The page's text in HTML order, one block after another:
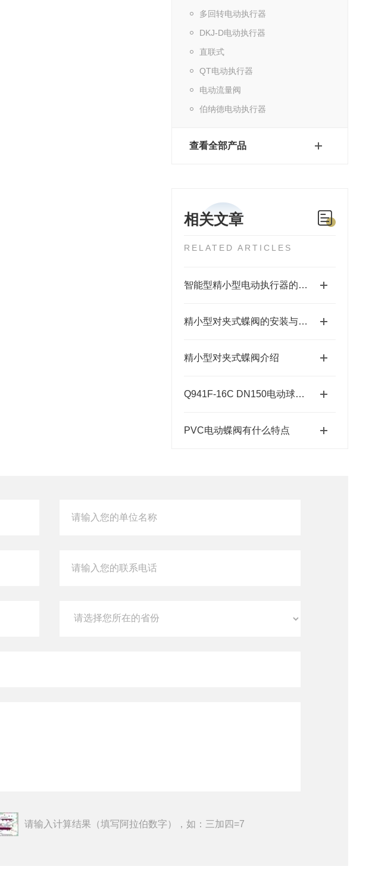
多回转电动执行器
DKJ-D电动执行器
直联式
QT电动执行器
电动流量阀
伯纳德电动执行器
查看全部产品
相关文章
RELATED ARTICLES
智能型精小型电动执行器的特点
精小型对夹式蝶阀的安装与维护操作指南
精小型对夹式蝶阀介绍
Q941F-16C DN150电动球阀安装指南
PVC电动蝶阀有什么特点
请输入计算结果（填写阿拉伯数字），如：三加四=7